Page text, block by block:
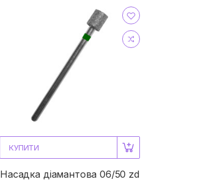
КУПИТИ
Насадка діамантова 06/50 zd